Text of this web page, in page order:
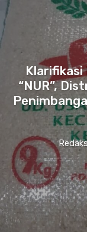
Klarifikasi
“NUR”,